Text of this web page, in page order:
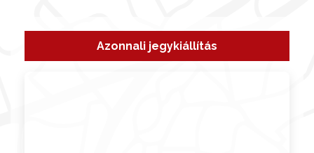
Azonnali jegykiállítás